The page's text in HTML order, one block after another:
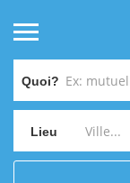
Quoi?
Lieu